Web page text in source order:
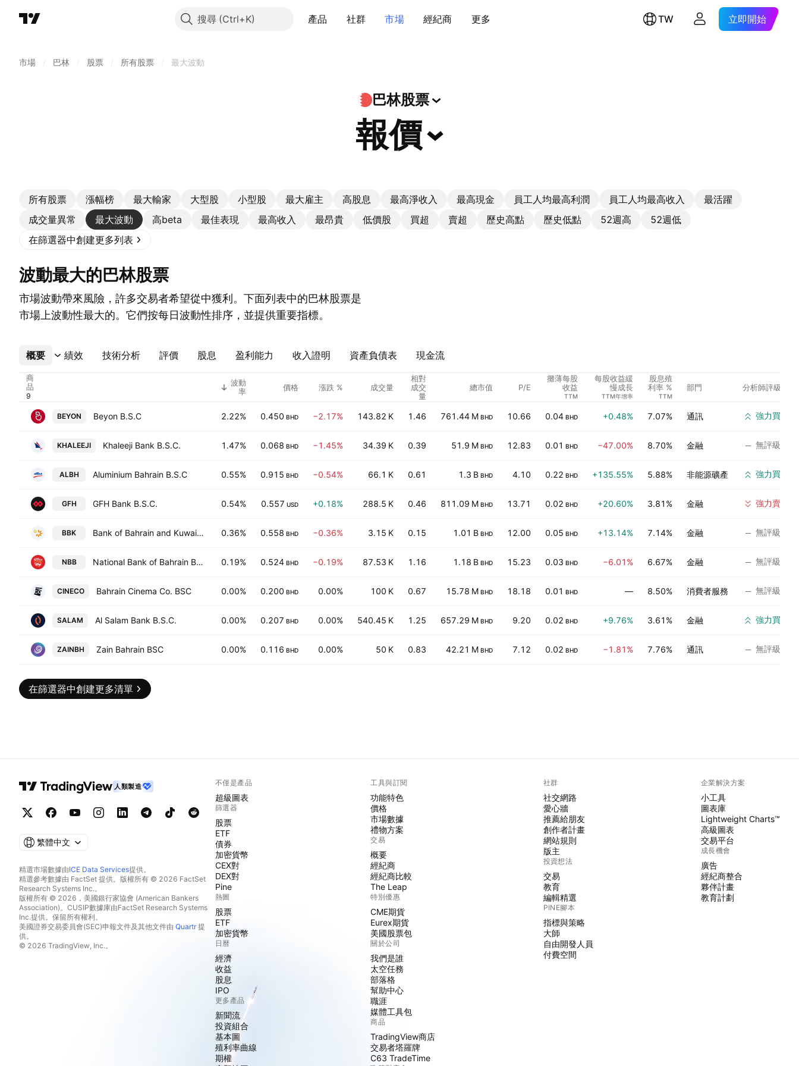
搜尋 產品 社群 市場 經紀商 更多 TW 立即開始
市場 巴林 股票 所有股票 最大波動
巴林股票
報價
所有股票 漲幅榜 最大輸家 大型股 小型股 最大雇主 高股息 最高淨收入 最高現金 員工人均最高利潤 員工人均最高收入
最活躍
成交量異常
最大波動 高beta 最佳表現 最高收入 最昂貴 低價股 買超 賣超 歷史高點 歷史低點 52週高
52週低
在篩選器中創建更多列表
波動最大的巴林股票
市場波動帶來風險，許多交易者希望從中獲利。下面列表中的巴林股票是
市場上波動性最大的。它們按每日波動性排序，並提供重要指標。
概要 績效 技術分析 評價 股息 盈利能力 收入證明 資產負債表 現金流
更多
商
品
波動
率
價格 漲跌 % 成交量
相對
成交
量
總市值 P/E
攤薄每股
收益
TTM
每股收益緩
慢成長
TTM年增率
股息殖
利率 %
TTM
部門 分析師評級
BEYON Beyon B.S.C 2.22% 0.450 BHD −2.17% 143.82 K 1.46 761.44 M BHD 10.66 0.04 BHD +0.48% 7.07% 通訊 強力買入
KHALEEJI Khaleeji Bank B.S.C. 1.47% 0.068 BHD −1.45% 34.39 K 0.39 51.9 M BHD 12.83 0.01 BHD −47.00% 8.70% 金融 無評級
ALBH Aluminium Bahrain B.S.C 0.55% 0.915 BHD −0.54% 66.1 K 0.61 1.3 B BHD 4.10 0.22 BHD +135.55% 5.88% 非能源礦產 強力買入
GFH GFH Bank B.S.C. 0.54% 0.557 USD +0.18% 288.5 K 0.46 811.09 M BHD 13.71 0.02 BHD +20.60% 3.81% 金融 強力賣出
BBK Bank of Bahrain and Kuwait B.S.C. 0.36% 0.558 BHD −0.36% 3.15 K 0.15 1.01 B BHD 12.00 0.05 BHD +13.14% 7.14% 金融 無評級
NBB National Bank of Bahrain BSC 0.19% 0.524 BHD −0.19% 87.53 K 1.16 1.18 B BHD 15.23 0.03 BHD −6.01% 6.67% 金融 無評級
CINECO Bahrain Cinema Co. BSC 0.00% 0.200 BHD 0.00% 100 K 0.67 15.78 M BHD 18.18 0.01 BHD — 8.50% 消費者服務 無評級
SALAM Al Salam Bank B.S.C. 0.00% 0.207 BHD 0.00% 540.45 K 1.25 657.29 M BHD 9.20 0.02 BHD +9.76% 3.61% 金融 強力買入
ZAINBH Zain Bahrain BSC 0.00% 0.116 BHD 0.00% 50 K 0.83 42.21 M BHD 7.12 0.02 BHD −1.81% 7.76% 通訊 無評級
在篩選器中創建更多清單
人類製造
繁體中文
精選市場數據由ICE Data Services提供。
精選參考數據由 FactSet 提供。版權所有 © 2026 FactSet
Research Systems Inc.。
版權所有 © 2026，美國銀行家協會 (American Bankers
Association)。CUSIP數據庫由FactSet Research Systems
Inc.提供。保留所有權利。
美國證券交易委員會(SEC)申報文件及其他文件由 Quartr提
供。
© 2026 TradingView, Inc.。
不僅是產品
超級圖表
篩選器
股票
ETF
債券
加密貨幣
CEX對
DEX對
Pine
熱圖
股票
ETF
加密貨幣
日曆
經濟
收益
股息
IPO
更多產品
新聞流
投資組合
基本圖
殖利率曲線
期權
工具與訂閱
功能特色
價格
市場數據
禮物方案
交易
概要
經紀商
經紀商比較
The Leap
特別優惠
CME期貨
Eurex期貨
美國股票包
關於公司
我們是誰
太空任務
部落格
幫助中心
職涯
媒體工具包
商品
TradingView商店
交易者塔羅牌
C63 TradeTime
社群
社交網路
愛心牆
推薦給朋友
創作者計畫
網站規則
版主
投資想法
交易
教育
編輯精選
PINE腳本
指標與策略
大師
自由開發人員
付費空間
企業解決方案
小工具
圖表庫
Lightweight Charts™
高級圖表
交易平台
成長機會
廣告
經紀商整合
夥伴計畫
教育計劃